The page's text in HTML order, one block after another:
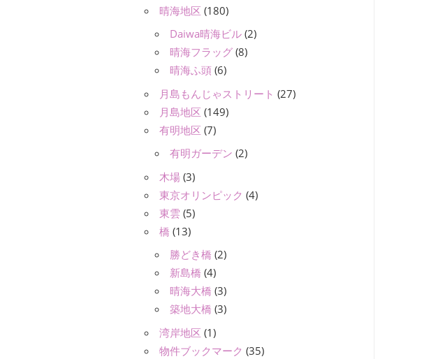
晴海地区 (180)
Daiwa晴海ビル (2)
晴海フラッグ (8)
晴海ふ頭 (6)
月島もんじゃストリート (27)
月島地区 (149)
有明地区 (7)
有明ガーデン (2)
木場 (3)
東京オリンピック (4)
東雲 (5)
橋 (13)
勝どき橋 (2)
新島橋 (4)
晴海大橋 (3)
築地大橋 (3)
湾岸地区 (1)
物件ブックマーク (35)